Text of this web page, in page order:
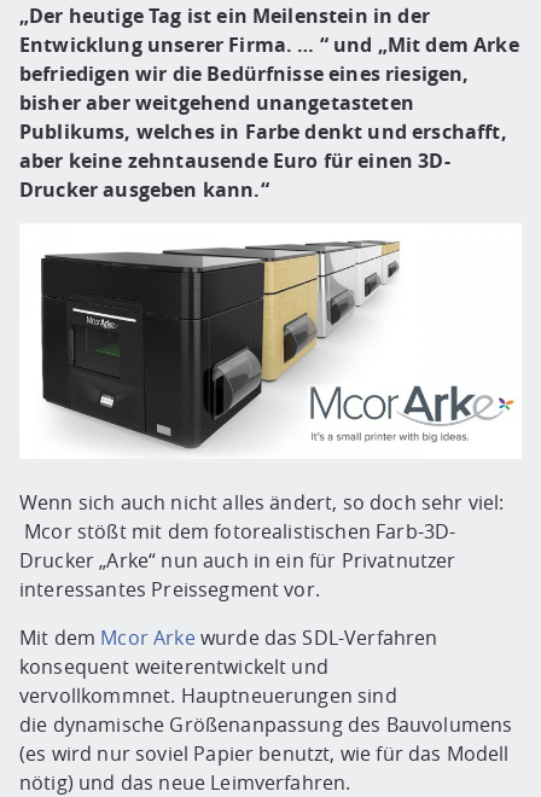
„Der heutige Tag ist ein Meilenstein in der
Entwicklung unserer Firma. … “ und „Mit dem Arke
befriedigen wir die Bedürfnisse eines riesigen,
bisher aber weitgehend unangetasteten
Publikums, welches in Farbe denkt und erschafft,
aber keine zehntausende Euro für einen 3D-
Drucker ausgeben kann.“
Wenn sich auch nicht alles ändert, so doch sehr viel:
Mcor stößt mit dem fotorealistischen Farb-3D-
Drucker „Arke“ nun auch in ein für Privatnutzer
interessantes Preissegment vor.
Mit dem Mcor Arkewurde das SDL-Verfahren
konsequent weiterentwickelt und
vervollkommnet. Hauptneuerungen sind
die dynamische Größenanpassung des Bauvolumens
(es wird nur soviel Papier benutzt, wie für das Modell
nötig) und das neue Leimverfahren.